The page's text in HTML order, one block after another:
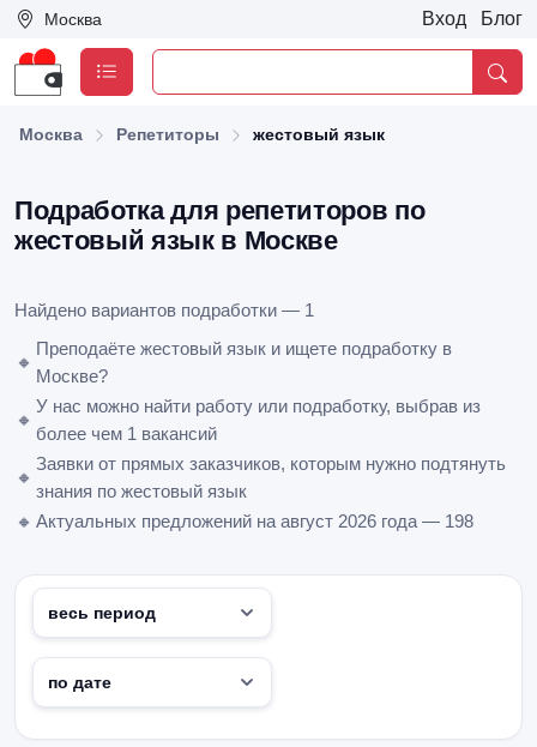
Москва Вход Блог
Москва Репетиторы жестовый язык
Подработка для репетиторов по
жестовый язык в Москве
Найдено вариантов подработки — 1
🔸
Преподаёте жестовый язык и ищете подработку в
Москве?
🔸
У нас можно найти работу или подработку, выбрав из
более чем 1 вакансий
🔸
Заявки от прямых заказчиков, которым нужно подтянуть
знания по жестовый язык
🔸 Актуальных предложений на август 2026 года — 198